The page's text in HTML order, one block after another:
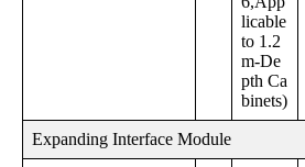
licable
to 1.2
m-De
pth Ca
binets)
Expanding Interface Module